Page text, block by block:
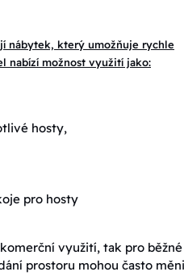
nábytek, který umožňuje rychle
nabízí možnost využití jako:
hosty,
pro hosty
využití, tak pro běžné
prostoru mohou často